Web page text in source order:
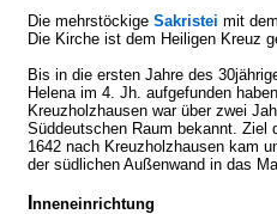
Die mehrstöckige Sakristei mit
Die Kirche ist dem Heiligen Kreuz
Bis in die ersten Jahre des
Helena im 4. Jh. aufgefunden
Kreuzholzhausen war über zwei
Süddeutschen Raum bekannt. Ziel
1642 nach Kreuzholzhausen kam
der südlichen Außenwand in das
nneneinrichtung